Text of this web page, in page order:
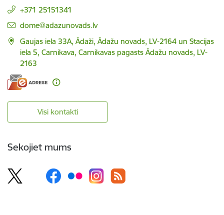
+371 25151341
E-pasts:
dome@adazunovads.lv
Gaujas iela 33A, Ādaži, Ādažu novads, LV-2164 un Stacijas
iela 5, Carnikava, Carnikavas pagasts Ādažu novads, LV-
2163
Visi kontakti
Sekojiet mums